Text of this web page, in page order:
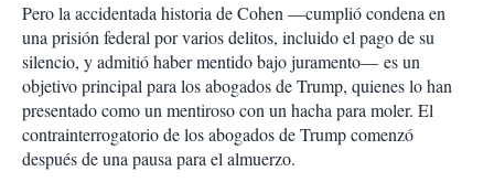
Pero la accidentada historia de Cohen —cumplió condena en
una prisión federal por varios delitos, incluido el pago de su
silencio, y admitió haber mentido bajo juramento— es un
objetivo principal para los abogados de Trump, quienes lo han
presentado como un mentiroso con un hacha para moler. El
contrainterrogatorio de los abogados de Trump comenzó
después de una pausa para el almuerzo.